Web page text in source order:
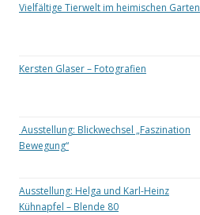
Vielfältige Tierwelt im heimischen Garten
Kersten Glaser – Fotografien
Ausstellung: Blickwechsel „Faszination
Bewegung“
Ausstellung: Helga und Karl-Heinz
Kühnapfel – Blende 80